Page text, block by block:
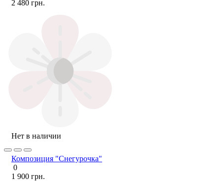
2 480 грн.
Нет в наличии
Композиция "Снегурочка"
0
1 900 грн.